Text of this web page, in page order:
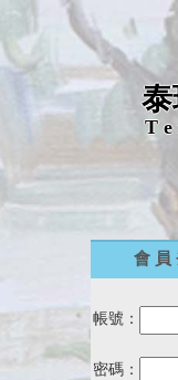
T e
會 員
帳號：
密碼：